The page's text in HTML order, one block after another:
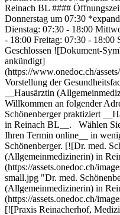
Reinach BL ####
Donnerstag um 07:30
Dienstag: 07:30 - 18:00
- 18:00 Freitag: 07:30 - 18:00
Geschlossen ![Dokument-
ankündigt]
(https://www.onedoc.ch/
Vorstellung der
__Hausärztin
Willkommen an folgender
Schönenberger praktiziert
in Reinach BL__. Wählen
Ihren Termin online__ in
Schönenberger. [![Dr. med.
(Allgemeinmedizinerin) in
(https://assets.onedoc.ch/
small.jpg "Dr. med.
(Allgemeinmedizinerin) in
(https://assets.onedoc.ch/
[![Praxis Reinacherhof,